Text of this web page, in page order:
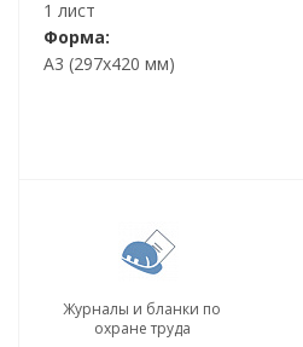
1 лист
Форма:
А3 (297х420 мм)
Журналы и бланки по
охране труда